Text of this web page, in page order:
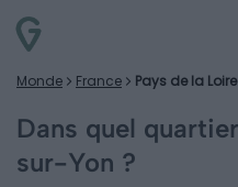
Monde France Pays de la Loire
Dans quel
sur-Yon ?